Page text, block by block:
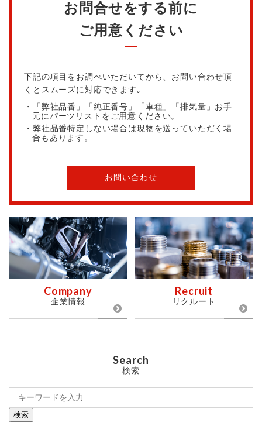
お問合せをする前に
ご用意ください
下記の項目をお調べいただいてから、お問い合わせ頂
くとスムーズに対応できます｡
・「弊社品番」「純正番号」「車種」「排気量」お手
元にパーツリストをご用意ください。
・弊社品番特定しない場合は現物を送っていただく場
合もあります。
お問い合わせ
Company
企業情報
Recruit
リクルート
Search
検索
検索